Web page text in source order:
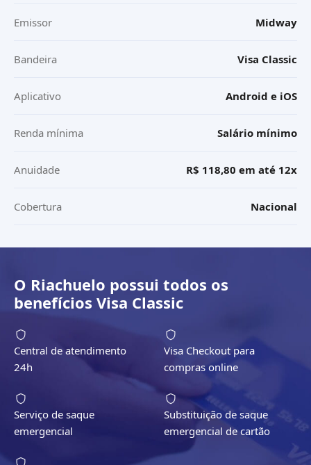
Emissor Midway
Bandeira Visa Classic
Aplicativo Android e iOS
Renda mínima Salário mínimo
Anuidade R$ 118,80 em até 12x
Cobertura Nacional
O Riachuelo possui todos os
benefícios Visa Classic
Central de atendimento
24h
Visa Checkout para
compras online
Serviço de saque
emergencial
Substituição de saque
emergencial de cartão